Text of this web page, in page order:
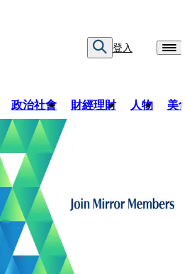
登入
政治社會 財經理財 人物 美